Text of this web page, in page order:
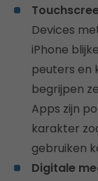
Devices
iPhone
peuters en
begrijpen
Apps zijn
karakter
gebruiken
Digitale